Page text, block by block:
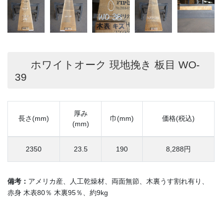
ホワイトオーク 現地挽き 板目 WO-
39
長さ(mm)
厚み
(mm)
巾(mm) 価格(税込)
2350 23.5 190 8,288円
備考： アメリカ産、人工乾燥材、両面無節、木裏うす割れ有り、
赤身 木表80％ 木裏95％、約9kg